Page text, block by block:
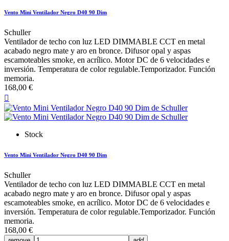
Vento Mini Ventilador Negro D40 90 Dim
Schuller
Ventilador de techo con luz LED DIMMABLE CCT en metal
acabado negro mate y aro en bronce. Difusor opal y aspas
escamoteables smoke, en acrílico. Motor DC de 6 velocidades e
inversión. Temperatura de color regulable.Temporizador. Función
memoria.
168,00 €

Stock
Vento Mini Ventilador Negro D40 90 Dim
Schuller
Ventilador de techo con luz LED DIMMABLE CCT en metal
acabado negro mate y aro en bronce. Difusor opal y aspas
escamoteables smoke, en acrílico. Motor DC de 6 velocidades e
inversión. Temperatura de color regulable.Temporizador. Función
memoria.
168,00 €